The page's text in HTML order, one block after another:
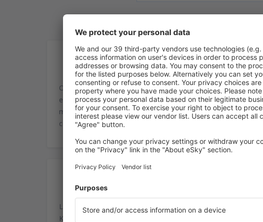
Informação
O Aeroporto Ruzyně fica a 17km para noroeste da capital
e um dos mais movimentados da Europa. O número dos
milhões por ano. O aeroporto opera voos regulares e
companhias aéreas realizam voos do aeroporto Ruzyně
Letiště Václava Havla Praha
K Letišti 6/1019, 160 08 Praha 6